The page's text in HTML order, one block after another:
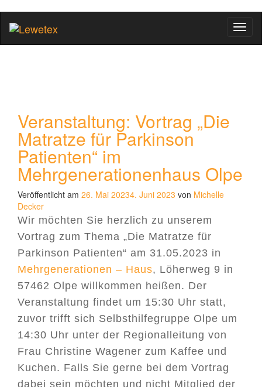
Veranstaltung: Vortrag „Die
Matratze für Parkinson
Patienten“ im
Mehrgenerationenhaus Olpe
Veröffentlicht am 26. Mai 20234. Juni 2023 von Michelle
Decker
Wir möchten Sie herzlich zu unserem
Vortrag zum Thema „Die Matratze für
Parkinson Patienten“ am 31.05.2023 in
Mehrgenerationen – Haus, Löherweg 9 in
57462 Olpe willkommen heißen. Der
Veranstaltung findet um 15:30 Uhr statt,
zuvor trifft sich Selbsthilfegruppe Olpe um
14:30 Uhr unter der Regionalleitung von
Frau Christine Wagener zum Kaffee und
Kuchen. Falls Sie gerne bei dem Vortrag
dabei sein möchten und nicht Mitglied der